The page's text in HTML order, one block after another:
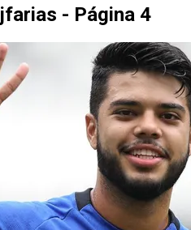
jfarias - Página 4